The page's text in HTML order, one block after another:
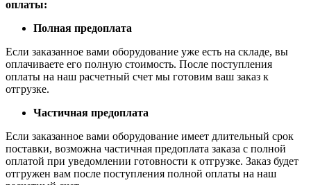
оплаты:
Полная предоплата
Если заказанное вами оборудование уже есть на складе, вы
оплачиваете его полную стоимость. После поступления
оплаты на наш расчетный счет мы готовим ваш заказ к
отгрузке.
Частичная предоплата
Если заказанное вами оборудование имеет длительный срок
поставки, возможна частичная предоплата заказа с полной
оплатой при уведомлении готовности к отгрузке. Заказ будет
отгружен вам после поступления полной оплаты на наш